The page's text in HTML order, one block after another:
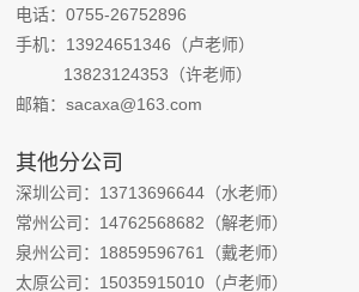
电话：0755-26752896
手机：13924651346（卢老师）
13823124353（许老师）
邮箱：sacaxa@163.com
其他分公司
深圳公司：13713696644（水老师）
常州公司：14762568682（解老师）
泉州公司：18859596761（戴老师）
太原公司：15035915010（卢老师）